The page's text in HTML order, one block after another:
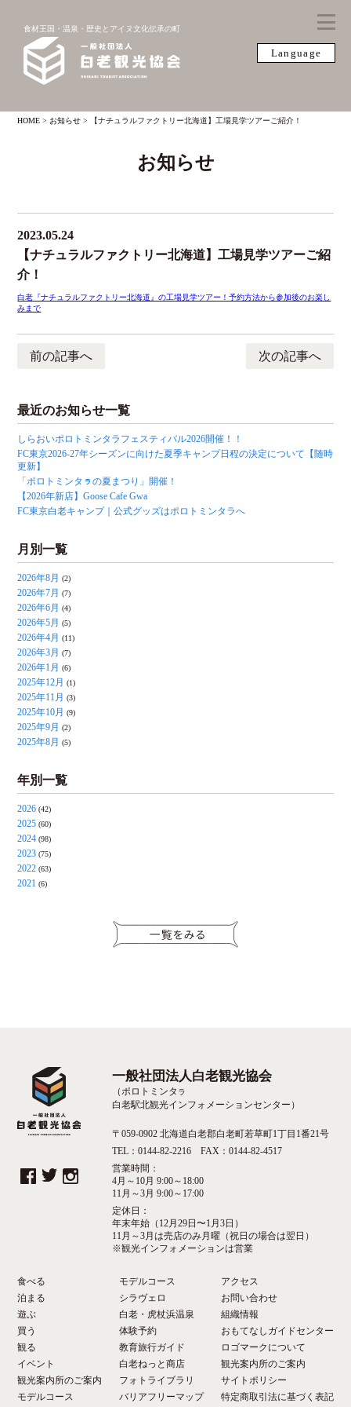
Language
食材王国・温泉・歴史とアイヌ文化伝承の町
HOME >お知らせ > 【ナチュラルファクトリー北海道】工場見学ツアーご紹介！
お知らせ
2023.05.24
【ナチュラルファクトリー北海道】工場見学ツアーご紹
介！
白老『ナチュラルファクトリー北海道』の工場見学ツアー！予約方法から参加後のお楽し
みまで
前の記事へ 次の記事へ
最近のお知らせ一覧
しらおいポロトミンタラフェスティバル2026開催！！
FC東京2026-27年シーズンに向けた夏季キャンプ日程の決定について【随時
更新】
「ポロトミンタㇻの夏まつり」開催！
【2026年新店】Goose Cafe Gwa
FC東京白老キャンプ｜公式グッズはポロトミンタラへ
月別一覧
2026年8月 (2)
2026年7月 (7)
2026年6月 (4)
2026年5月 (5)
2026年4月 (11)
2026年3月 (7)
2026年1月 (6)
2025年12月 (1)
2025年11月 (3)
2025年10月 (9)
2025年9月 (2)
2025年8月 (5)
年別一覧
2026 (42)
2025 (60)
2024 (98)
2023 (75)
2022 (63)
2021 (6)
一般社団法人白老観光協会
（ポロトミンタ ラ
白老駅北観光インフォメーションセンター）
〒059-0902 北海道白老郡白老町若草町1丁目1番21号
TEL：0144-82-2216 FAX：0144-82-4517
営業時間：
4月～10月 9:00～18:00
11月～3月 9:00～17:00
定休日：
年末年始（12月29日〜1月3日）
11月～3月は売店のみ月曜（祝日の場合は翌日）
※観光インフォメーションは営業
食べる
泊まる
遊ぶ
買う
観る
イベント
観光案内所のご案内
モデルコース
モデルコース
シラヴェロ
白老・虎杖浜温泉
体験予約
教育旅行ガイド
白老ねっと商店
フォトライブラリ
バリアフリーマップ
アクセス
お問い合わせ
組織情報
おもてなしガイドセンター
ロゴマークについて
観光案内所のご案内
サイトポリシー
特定商取引法に基づく表記